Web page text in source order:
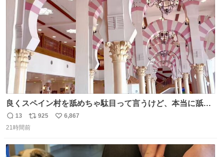
数
良くスペイン村を舐めちゃ駄目って言うけど、本当に舐め
ちゃ行けないのはスペィン村ホテル🏛🏨 だってロビーから
中庭抜けるだけでこの有様🤩 ディズニーホテル泊まってる
ニャは益々素晴らしい場所になってる
返
信
13
リ
ポ
ト
925
い
数
6,867
21時間前